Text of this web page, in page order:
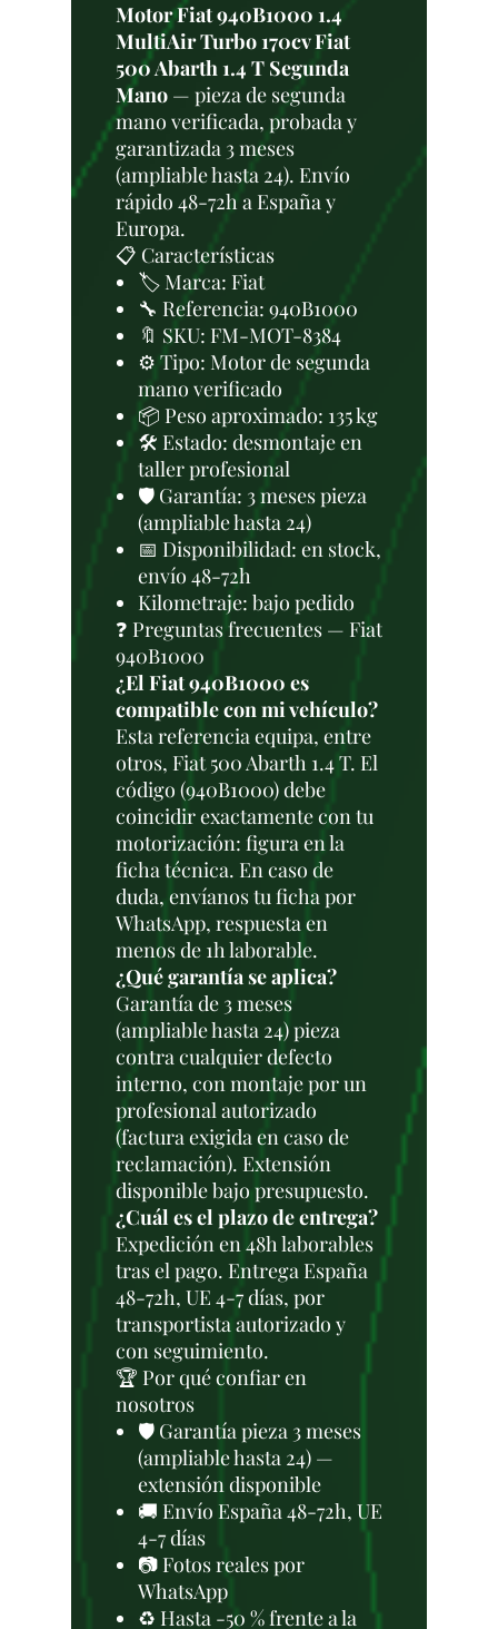
Motor Fiat 940B1000 1.4
MultiAir Turbo 170cv Fiat
500 Abarth 1.4 T Segunda
Mano — pieza de segunda
mano verificada, probada y
garantizada 3 meses
(ampliable hasta 24). Envío
rápido 48-72h a España y
Europa.
📋 Características
🏷️ Marca: Fiat
🔧 Referencia: 940B1000
🔖 SKU: FM-MOT-8384
⚙️ Tipo: Motor de segunda
mano verificado
📦 Peso aproximado: 135 kg
🛠 Estado: desmontaje en
taller profesional
🛡️ Garantía: 3 meses pieza
(ampliable hasta 24)
📅 Disponibilidad: en stock,
envío 48-72h
Kilometraje: bajo pedido
❓ Preguntas frecuentes — Fiat
940B1000
¿El Fiat 940B1000 es
compatible con mi vehículo?
Esta referencia equipa, entre
otros, Fiat 500 Abarth 1.4 T. El
código (940B1000) debe
coincidir exactamente con tu
motorización: figura en la
ficha técnica. En caso de
duda, envíanos tu ficha por
WhatsApp, respuesta en
menos de 1h laborable.
¿Qué garantía se aplica?
Garantía de 3 meses
(ampliable hasta 24) pieza
contra cualquier defecto
interno, con montaje por un
profesional autorizado
(factura exigida en caso de
reclamación). Extensión
disponible bajo presupuesto.
¿Cuál es el plazo de entrega?
Expedición en 48h laborables
tras el pago. Entrega España
48-72h, UE 4-7 días, por
transportista autorizado y
con seguimiento.
🏆 Por qué confiar en
nosotros
🛡️ Garantía pieza 3 meses
(ampliable hasta 24) —
extensión disponible
🚚 Envío España 48-72h, UE
4-7 días
📷 Fotos reales por
WhatsApp
♻️ Hasta -50 % frente a la